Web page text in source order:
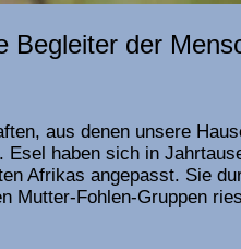
Begleiter der
aus denen unsere
Esel haben sich in
Afrikas angepasst. Sie
Mutter-Fohlen-Gruppen